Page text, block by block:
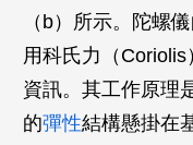
（b）所示。陀螺
用科氏力（
資訊。其工作原理
的彈性結構懸掛在